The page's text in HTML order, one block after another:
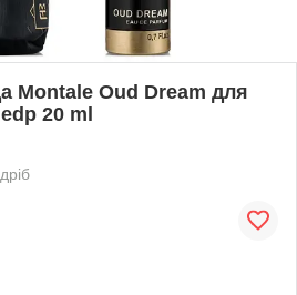
Montale Oud Dream для
edp 20 ml